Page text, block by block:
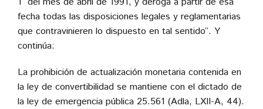
fecha todas las disposiciones legales y reglamentarias
que contravinieren lo dispuesto en tal sentido”. Y
continúa:
La prohibición de actualización monetaria contenida en
la ley de convertibilidad se mantiene con el dictado de
la ley de emergencia pública 25.561 (Adla, LXII-A, 44).